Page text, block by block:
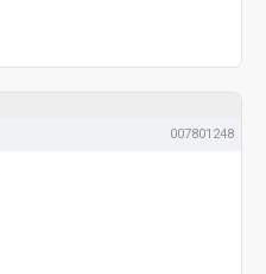
007801248